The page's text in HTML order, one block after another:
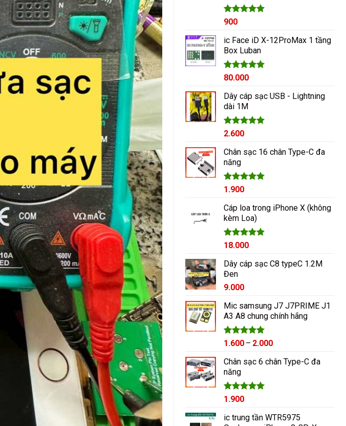
Được xếp
5 sao
900
ic Face iD X-12ProMax 1 tầng
Box Luban
Được xếp
5 sao
80.000
Dây cáp sạc USB - Lightning
dài 1M
Được xếp
5 sao
2.600
Chân sạc 16 chân Type-C đa
năng
Được xếp
5 sao
1.900
Cáp loa trong iPhone X (không
kèm Loa)
Được xếp
5 sao
18.000
Dây cáp sạc C8 typeC 1.2M
Đen
9.000
Mic samsung J7 J7PRIME J1
A3 A8 chung chính hãng
Được xếp
5 sao
1.600 – 2.000Khoảng
từ
Chân sạc 6 chân Type-C đa
năng
Được xếp
5 sao
1.900
ic trung tần WTR5975